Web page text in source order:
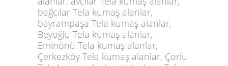
bağcılar Tela kumaş alanlar,
bayrampaşa Tela kumaş alanlar,
Beyoğlu Tela kumaş alanlar,
Eminönü Tela kumaş alanlar,
Çerkezköy Tela kumaş alanlar, Çorlu